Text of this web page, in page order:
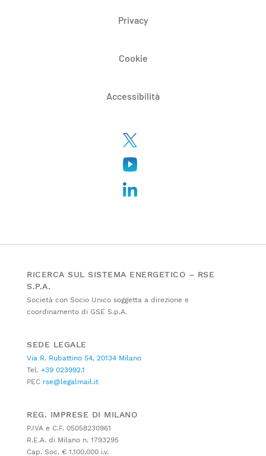
Privacy
Cookie
Accessibilità
RICERCA SUL SISTEMA ENERGETICO – RSE
S.P.A.
Società con Socio Unico soggetta a direzione e
coordinamento di GSE S.p.A.
SEDE LEGALE
Via R. Rubattino 54, 20134 Milano
Tel. +39 023992.1
PEC rse@legalmail.it
REG. IMPRESE DI MILANO
P.IVA e C.F. 05058230961
R.E.A. di Milano n. 1793295
Cap. Soc. € 1.100.000 i.v.